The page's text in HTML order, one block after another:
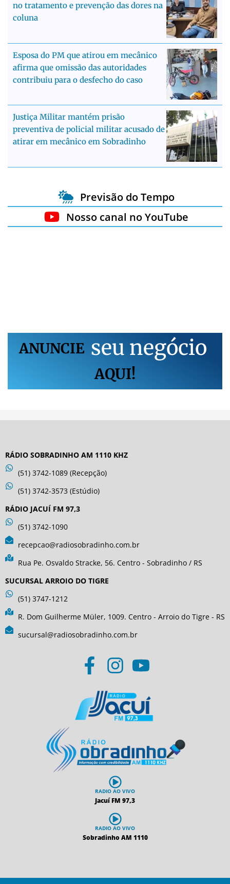
no tratamento e prevenção das dores na
coluna
Esposa do PM que atirou em mecânico
afirma que omissão das autoridades
contribuiu para o desfecho do caso
Justiça Militar mantém prisão
preventiva de policial militar acusado de
atirar em mecânico em Sobradinho
Previsão do Tempo
Nosso canal no YouTube
ANUNCIE seu negócio
AQUI!
RÁDIO SOBRADINHO AM 1110 KHZ
(51) 3742-1089 (Recepção)
(51) 3742-3573 (Estúdio)
RÁDIO JACUÍ FM 97,3
(51) 3742-1090
recepcao@radiosobradinho.com.br
Rua Pe. Osvaldo Stracke, 56. Centro - Sobradinho / RS
SUCURSAL ARROIO DO TIGRE
(51) 3747-1212
R. Dom Guilherme Müler, 1009. Centro - Arroio do Tigre - RS
sucursal@radiosobradinho.com.br
RADIO AO VIVO
Jacuí FM 97,3
RADIO AO VIVO
Sobradinho AM 1110